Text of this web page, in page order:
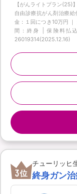
【がんライトプラン(25)
自由診療抗がん剤治療
金：１回につき10万円
間：終身 | 保険料払
26019314(2025.12.16)
3位
チューリッヒ
終身ガン